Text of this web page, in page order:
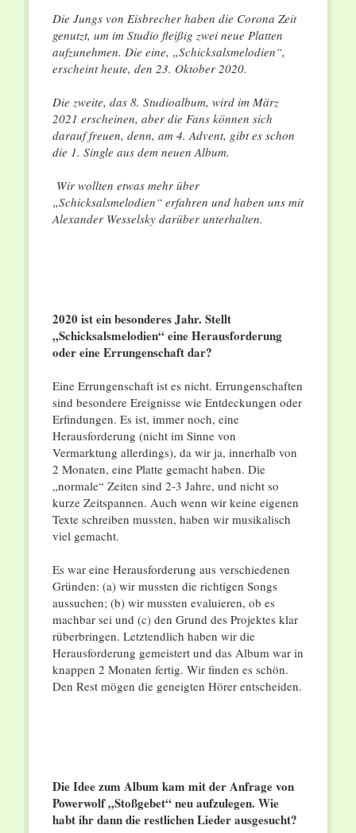
Die Jungs von Eisbrecher haben die Corona Zeit
genutzt, um im Studio fleißig zwei neue Platten
aufzunehmen. Die eine, „Schicksalsmelodien“,
erscheint heute, den 23. Oktober 2020.
Die zweite, das 8. Studioalbum, wird im März
2021 erscheinen, aber die Fans können sich
darauf freuen, denn, am 4. Advent, gibt es schon
die 1. Single aus dem neuen Album.
Wir wollten etwas mehr über
„Schicksalsmelodien“ erfahren und haben uns mit
Alexander Wesselsky darüber unterhalten.
2020 ist ein besonderes Jahr. Stellt
„Schicksalsmelodien“ eine Herausforderung
oder eine Errungenschaft dar?
Eine Errungenschaft ist es nicht. Errungenschaften
sind besondere Ereignisse wie Entdeckungen oder
Erfindungen. Es ist, immer noch, eine
Herausforderung (nicht im Sinne von
Vermarktung allerdings), da wir ja, innerhalb von
2 Monaten, eine Platte gemacht haben. Die
„normale“ Zeiten sind 2-3 Jahre, und nicht so
kurze Zeitspannen. Auch wenn wir keine eigenen
Texte schreiben mussten, haben wir musikalisch
viel gemacht.
Es war eine Herausforderung aus verschiedenen
Gründen: (a) wir mussten die richtigen Songs
aussuchen; (b) wir mussten evaluieren, ob es
machbar sei und (c) den Grund des Projektes klar
rüberbringen. Letztendlich haben wir die
Herausforderung gemeistert und das Album war in
knappen 2 Monaten fertig. Wir finden es schön.
Den Rest mögen die geneigten Hörer entscheiden.
Die Idee zum Album kam mit der Anfrage von
Powerwolf „Stoßgebet“ neu aufzulegen. Wie
habt ihr dann die restlichen Lieder ausgesucht?